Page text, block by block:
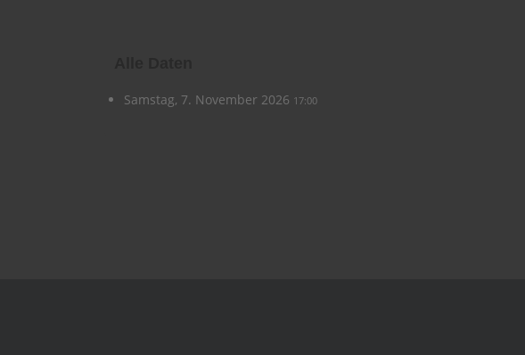
Samstag, 7. November 2026 17:00